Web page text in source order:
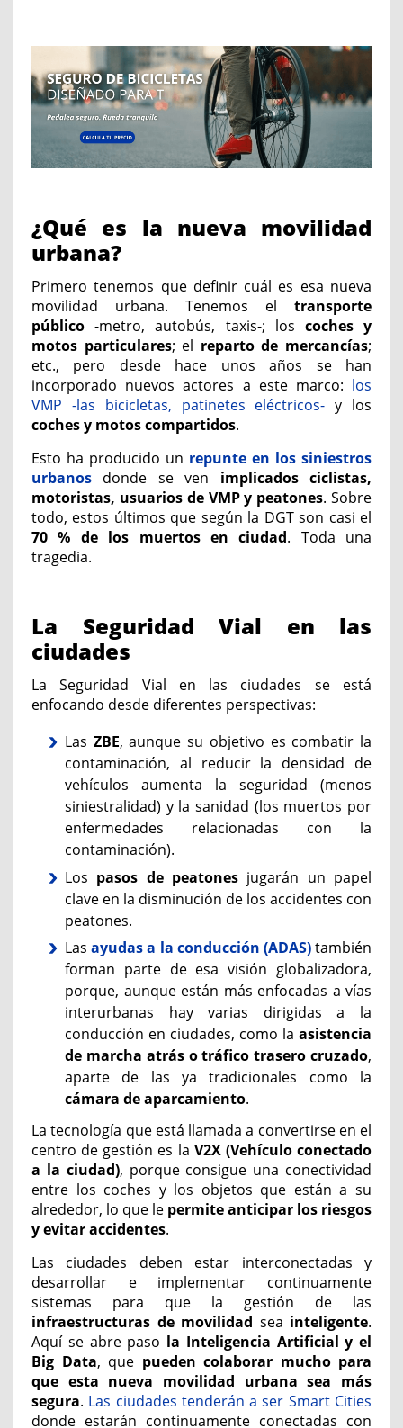
¿Qué es la nueva movilidad
urbana?
Primero tenemos que definir cuál es esa nueva
movilidad urbana. Tenemos el transporte
público -metro, autobús, taxis-; los coches y
motos particulares; el reparto de mercancías;
etc., pero desde hace unos años se han
incorporado nuevos actores a este marco: los
VMP -las bicicletas, patinetes eléctricos- y los
coches y motos compartidos.
Esto ha producido un repunte en los siniestros
urbanos donde se ven implicados ciclistas,
motoristas, usuarios de VMP y peatones. Sobre
todo, estos últimos que según la DGT son casi el
70 % de los muertos en ciudad. Toda una
tragedia.
La Seguridad Vial en las
ciudades
La Seguridad Vial en las ciudades se está
enfocando desde diferentes perspectivas:
Las ZBE, aunque su objetivo es combatir la
contaminación, al reducir la densidad de
vehículos aumenta la seguridad (menos
siniestralidad) y la sanidad (los muertos por
enfermedades relacionadas con la
contaminación).
Los pasos de peatones jugarán un papel
clave en la disminución de los accidentes con
peatones.
Lasayudas a la conducción (ADAS)también
forman parte de esa visión globalizadora,
porque, aunque están más enfocadas a vías
interurbanas hay varias dirigidas a la
conducción en ciudades, como la asistencia
de marcha atrás o tráfico trasero cruzado,
aparte de las ya tradicionales como la
cámara de aparcamiento.
La tecnología que está llamada a convertirse en el
centro de gestión es la V2X (Vehículo conectado
a la ciudad), porque consigue una conectividad
entre los coches y los objetos que están a su
alrededor, lo que le permite anticipar los riesgos
y evitar accidentes.
Las ciudades deben estar interconectadas y
desarrollar e implementar continuamente
sistemas para que la gestión de las
infraestructuras de movilidad sea inteligente.
Aquí se abre paso la Inteligencia Artificial y el
Big Data, que pueden colaborar mucho para
que esta nueva movilidad urbana sea más
segura. Las ciudades tenderán a ser Smart Cities
donde estarán continuamente conectadas con